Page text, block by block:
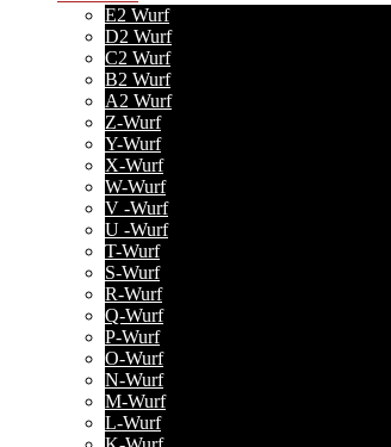
E2 Wurf
D2 Wurf
C2 Wurf
B2 Wurf
A2 Wurf
Z-Wurf
Y-Wurf
X-Wurf
W-Wurf
V -Wurf
U -Wurf
T-Wurf
S-Wurf
R-Wurf
Q-Wurf
P-Wurf
O-Wurf
N-Wurf
M-Wurf
L-Wurf